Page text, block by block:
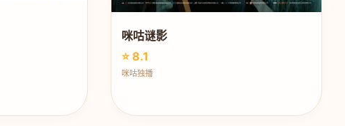
咪咕谜影
⭐ 8.1
咪咕独播